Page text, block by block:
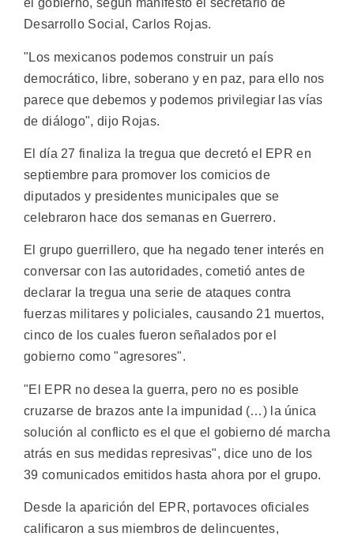
el gobierno, según manifestó el secretario de
Desarrollo Social, Carlos Rojas.
"Los mexicanos podemos construir un país
democrático, libre, soberano y en paz, para ello nos
parece que debemos y podemos privilegiar las vías
de diálogo", dijo Rojas.
El día 27 finaliza la tregua que decretó el EPR en
septiembre para promover los comicios de
diputados y presidentes municipales que se
celebraron hace dos semanas en Guerrero.
El grupo guerrillero, que ha negado tener interés en
conversar con las autoridades, cometió antes de
declarar la tregua una serie de ataques contra
fuerzas militares y policiales, causando 21 muertos,
cinco de los cuales fueron señalados por el
gobierno como "agresores".
"El EPR no desea la guerra, pero no es posible
cruzarse de brazos ante la impunidad (…) la única
solución al conflicto es el que el gobierno dé marcha
atrás en sus medidas represivas", dice uno de los
39 comunicados emitidos hasta ahora por el grupo.
Desde la aparición del EPR, portavoces oficiales
calificaron a sus miembros de delincuentes,